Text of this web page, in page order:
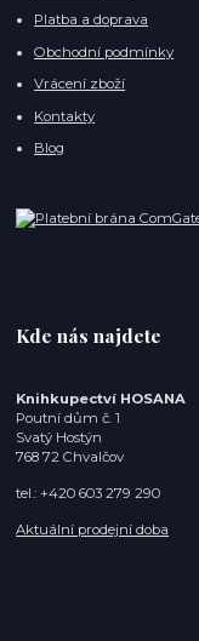
Platba a doprava
Obchodní podmínky
Vrácení zboží
Kontakty
Blog
Kde nás najdete
Knihkupectví HOSANA
Poutní dům č. 1
Svatý Hostýn
768 72 Chvalčov
tel.: +420 603 279 290
Aktuální prodejní doba